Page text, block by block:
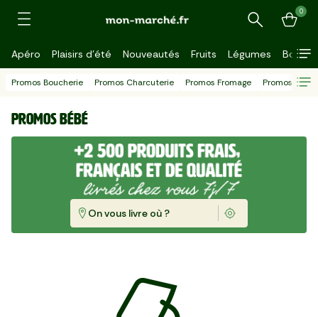
Recherche
0
Apéro Plaisirs d'été Nouveautés Fruits Légumes
Promos Boucherie Promos Charcuterie Promos Fromage Promos
Promos Bébé
On vous livre où ?